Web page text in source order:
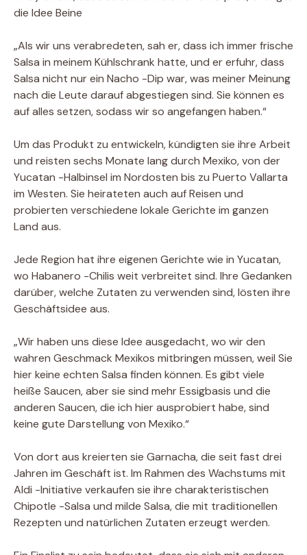
die Idee Beine
„Als wir uns verabredeten, sah er, dass ich immer frische
Salsa in meinem Kühlschrank hatte, und er erfuhr, dass
Salsa nicht nur ein Nacho -Dip war, was meiner Meinung
nach die Leute darauf abgestiegen sind. Sie können es
auf alles setzen, sodass wir so angefangen haben.“
Um das Produkt zu entwickeln, kündigten sie ihre Arbeit
und reisten sechs Monate lang durch Mexiko, von der
Yucatan -Halbinsel im Nordosten bis zu Puerto Vallarta
im Westen. Sie heirateten auch auf Reisen und
probierten verschiedene lokale Gerichte im ganzen
Land aus.
Jede Region hat ihre eigenen Gerichte wie in Yucatan,
wo Habanero -Chilis weit verbreitet sind. Ihre Gedanken
darüber, welche Zutaten zu verwenden sind, lösten ihre
Geschäftsidee aus.
„Wir haben uns diese Idee ausgedacht, wo wir den
wahren Geschmack Mexikos mitbringen müssen, weil Sie
hier keine echten Salsa finden können. Es gibt viele
heiße Saucen, aber sie sind mehr Essigbasis und die
anderen Saucen, die ich hier ausprobiert habe, sind
keine gute Darstellung von Mexiko.“
Von dort aus kreierten sie Garnacha, die seit fast drei
Jahren im Geschäft ist. Im Rahmen des Wachstums mit
Aldi -Initiative verkaufen sie ihre charakteristischen
Chipotle -Salsa und milde Salsa, die mit traditionellen
Rezepten und natürlichen Zutaten erzeugt werden.